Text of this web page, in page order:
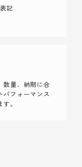
記
数量、納期に合
パフォーマンス
。